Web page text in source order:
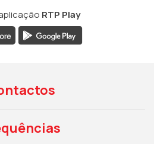
RTP Play